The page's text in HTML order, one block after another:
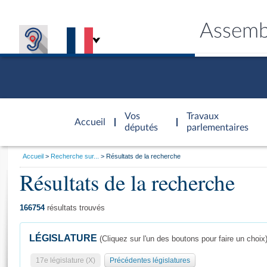
Accueil
d'accueil
Vos
députés
Travaux
parlementaires
Général
Vous
Accueil Recherche sur... Résultats de la recherche
Résultats de la recherche
166754résultats trouvés
LÉGISLATURE (Cliquez sur l'un des boutons pour faire un choix)
17e législature (X) Précédentes législatures